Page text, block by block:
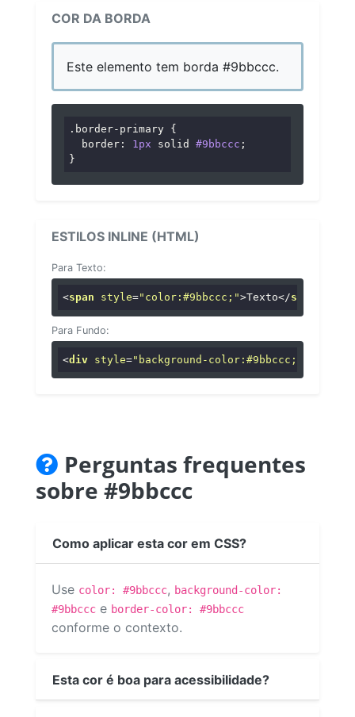
COR DA BORDA
Este elemento tem borda #9bbccc.
.border-primary {
border : 1px solid #9bbccc ;
}
ESTILOS INLINE (HTML)
Para Texto:
<span style="color:#9bbccc;">Texto</span
Para Fundo:
<div style="background-color:#9bbccc;"
Perguntas frequentes
sobre #9bbccc
Como aplicar esta cor em CSS?
Use color: #9bbccc, background-color:
#9bbccc e border-color: #9bbccc
conforme o contexto.
Esta cor é boa para acessibilidade?